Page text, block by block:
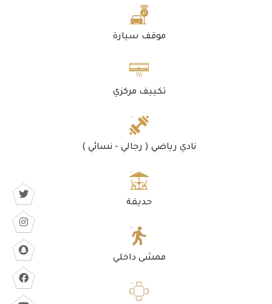
موقف سيارة
تكييف مركزي
نادي رياضي ( رجالي - نسائي )
حديقة
ممشى داخلي